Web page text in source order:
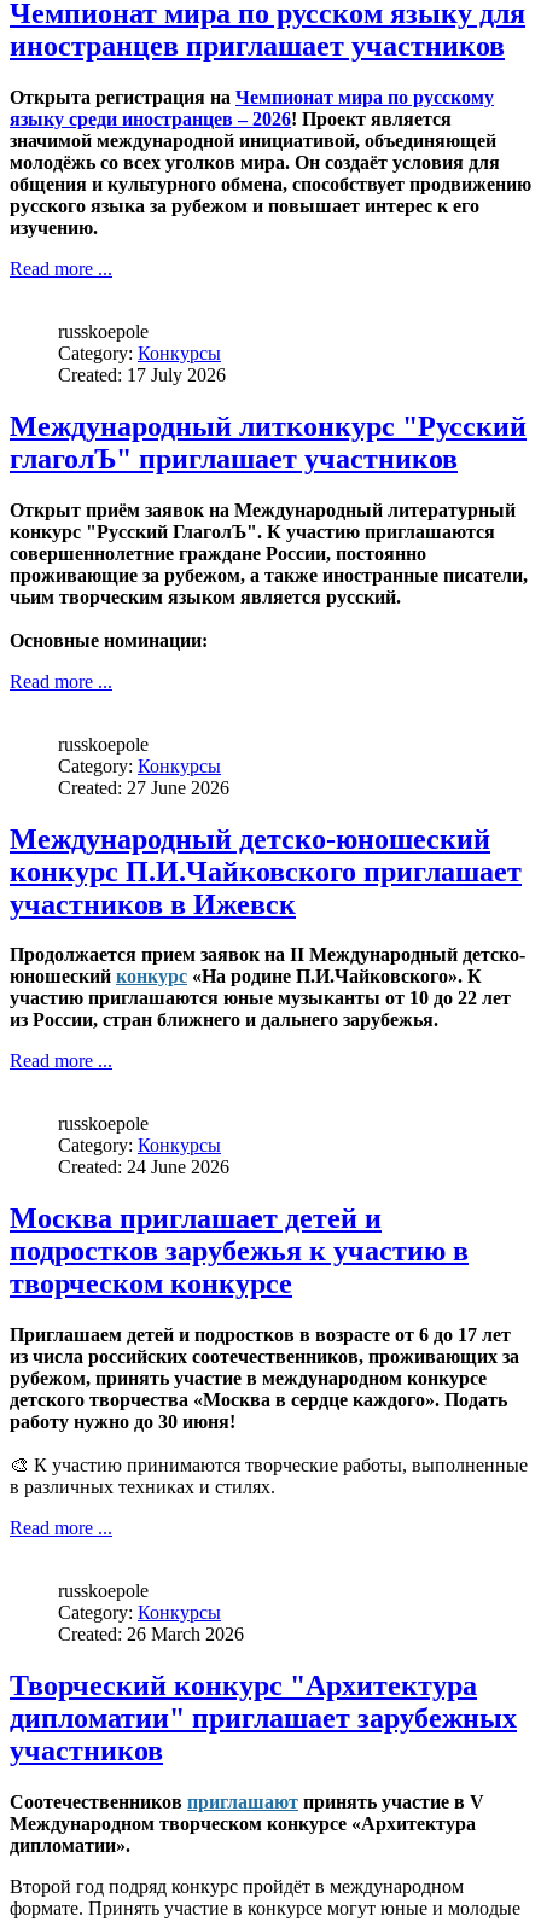
Чемпионат мира по русском языку для
иностранцев приглашает участников
Открыта регистрация на Чемпионат мира по русскому
языку среди иностранцев – 2026! Проект является
значимой международной инициативой, объединяющей
молодёжь со всех уголков мира. Он создаёт условия для
общения и культурного обмена, способствует продвижению
русского языка за рубежом и повышает интерес к его
изучению.
Read more ...
russkoepole
Category: Конкурсы
Created: 17 July 2026
Международный литконкурс "Русский
глаголЪ" приглашает участников
Открыт приём заявок на Международный литературный
конкурс "Русский ГлаголЪ". К участию приглашаются
совершеннолетние граждане России, постоянно
проживающие за рубежом, а также иностранные писатели,
чьим творческим языком является русский.
Основные номинации:
Read more ...
russkoepole
Category: Конкурсы
Created: 27 June 2026
Международный детско-юношеский
конкурс П.И.Чайковского приглашает
участников в Ижевск
Продолжается прием заявок на II Международный детско-
юношеский конкурс «На родине П.И.Чайковского». К
участию приглашаются юные музыканты от 10 до 22 лет
из России, стран ближнего и дальнего зарубежья.
Read more ...
russkoepole
Category: Конкурсы
Created: 24 June 2026
Москва приглашает детей и
подростков зарубежья к участию в
творческом конкурсе
Приглашаем детей и подростков в возрасте от 6 до 17 лет
из числа российских соотечественников, проживающих за
рубежом, принять участие в международном конкурсе
детского творчества «Москва в сердце каждого». Подать
работу нужно до 30 июня!
🎨 К участию принимаются творческие работы, выполненные
в различных техниках и стилях.
Read more ...
russkoepole
Category: Конкурсы
Created: 26 March 2026
Творческий конкурс "Архитектура
дипломатии" приглашает зарубежных
участников
Соотечественников приглашают принять участие в V
Международном творческом конкурсе «Архитектура
дипломатии».
Второй год подряд конкурс пройдёт в международном
формате. Принять участие в конкурсе могут юные и молодые